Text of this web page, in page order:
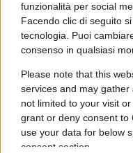
funzionalità per social
Facendo clic di seguito
tecnologia. Puoi
consenso in qualsiasi
Please note that this
services and may
not limited to your visit
grant or deny consent to
use your data for below
consent section.
È assurdo che si
esaltati dei
) tanto da
imitare dai ragazzi e
da criminali
con grandi sacrifici
persone, pur